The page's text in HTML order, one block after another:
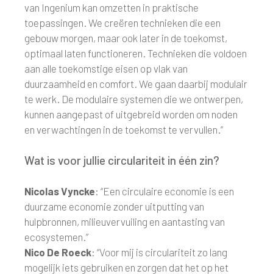
van Ingenium kan omzetten in praktische
toepassingen. We creëren technieken die een
gebouw morgen, maar ook later in de toekomst,
optimaal laten functioneren. Technieken die voldoen
aan alle toekomstige eisen op vlak van
duurzaamheid en comfort. We gaan daarbij modulair
te werk. De modulaire systemen die we ontwerpen,
kunnen aangepast of uitgebreid worden om noden
en verwachtingen in de toekomst te vervullen.”
Wat is voor jullie circulariteit in één zin?
Nicolas Vyncke: “Een circulaire economie is een
duurzame economie zonder uitputting van
hulpbronnen, milieuvervuiling en aantasting van
ecosystemen.”
Nico De Roeck: “Voor mij is circulariteit zo lang
mogelijk iets gebruiken en zorgen dat het op het